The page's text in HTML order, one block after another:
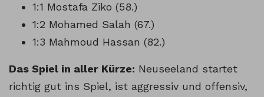
1:1 Mostafa Ziko (58.)
1:2 Mohamed Salah (67.)
1:3 Mahmoud Hassan (82.)
Das Spiel in aller Kürze: Neuseeland startet
richtig gut ins Spiel, ist aggressiv und offensiv,